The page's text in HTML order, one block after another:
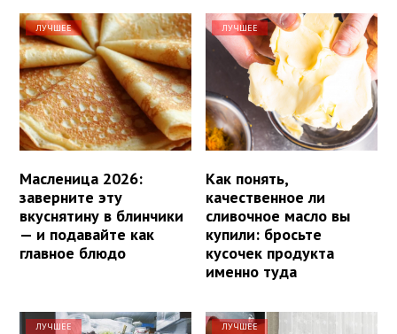
ЛУЧШЕЕ
Масленица 2026:
заверните эту
вкуснятину в блинчики
— и подавайте как
главное блюдо
ЛУЧШЕЕ
Как понять,
качественное ли
сливочное масло вы
купили: бросьте
кусочек продукта
именно туда
ЛУЧШЕЕ ЛУЧШЕЕ